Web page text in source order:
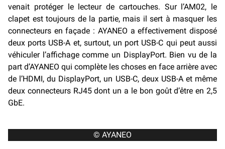
venait protéger le lecteur de cartouches. Sur l’AM02, le
clapet est toujours de la partie, mais il sert à masquer les
connecteurs en façade : AYANEO a effectivement disposé
deux ports USB-A et, surtout, un port USB-C qui peut aussi
véhiculer l’affichage comme un DisplayPort. Bien vu de la
part d’AYANEO qui complète les choses en face arrière avec
de l’HDMI, du DisplayPort, un USB-C, deux USB-A et même
deux connecteurs RJ45 dont un a le bon goût d’être en 2,5
GbE.
© AYANEO